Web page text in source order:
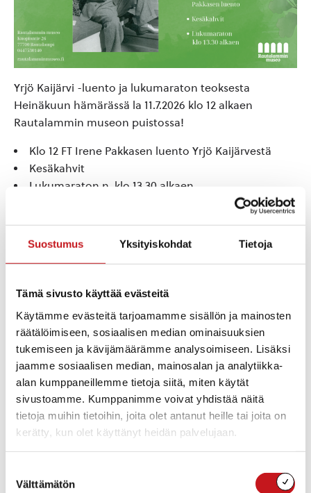
Suostumus Yksityiskohdat Tietoja
Tämä sivusto käyttää evästeitä
Käytämme evästeitä tarjoamamme sisällön ja mainosten
räätälöimiseen, sosiaalisen median ominaisuuksien
tukemiseen ja kävijämäärämme analysoimiseen. Lisäksi
jaamme sosiaalisen median, mainosalan ja analytiikka-
alan kumppaneillemme tietoja siitä, miten käytät
sivustoamme. Kumppanimme voivat yhdistää näitä
tietoja muihin tietoihin, joita olet antanut heille tai joita on
kerätty, kun olet käyttänyt heidän palvelujaan.
valinta
Välttämätön
Yrjö Kaijärvi -luento ja lukumaraton teoksesta
Heinäkuun hämärässä la 11.7.2026 klo 12 alkaen
Rautalammin museon puistossa!
Klo 12 FT Irene Pakkasen luento Yrjö Kaijärvestä
Kesäkahvit
Lukumaraton n. klo 13.30 alkaen
Lisää kalenteriin
TIEDOT
Päivämäärä:
Aika:
12:00 - 16:00
JÄRJESTÄJÄ
Rautalammin museo